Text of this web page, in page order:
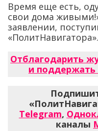
Время еще есть,
свои дома
заявлении,
«ПолитНавигатора».
Отблагодарить
и
Telegram,
каналы